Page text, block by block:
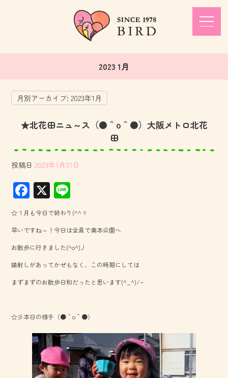
2023 1月
月別アーカイブ:2023年1月
★北花田ニュ～ス（●＾o＾●）大阪メトロ北花
田
投稿日 2023年1月31日
F
ac
e
b
o
ok
X
ne
☆１月も今日で終わり(^^ゞ
早いですね～！今日は全員で奥本公園へ
お散歩に行きました(^o^)丿
陽射しがあってかぜもなく、この時期にしては
まずまずのお散歩日和だったと思います(^_^)/~
☆彡本日の様子（●＾o＾●）